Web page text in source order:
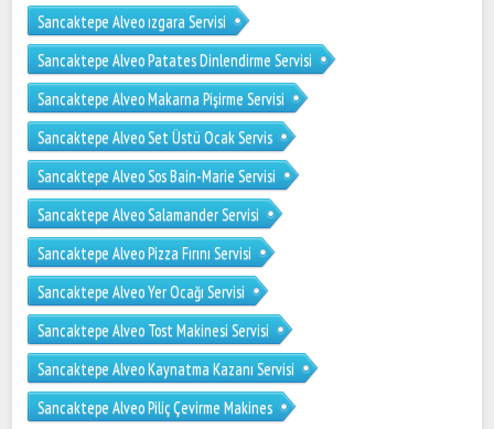
Sancaktepe Alveo ızgara Servisi
Sancaktepe Alveo Patates Dinlendirme Servisi
Sancaktepe Alveo Makarna Pişirme Servisi
Sancaktepe Alveo Set Üstü Ocak Servis
Sancaktepe Alveo Sos Bain-Marie Servisi
Sancaktepe Alveo Salamander Servisi
Sancaktepe Alveo Pizza Fırını Servisi
Sancaktepe Alveo Yer Ocağı Servisi
Sancaktepe Alveo Tost Makinesi Servisi
Sancaktepe Alveo Kaynatma Kazanı Servisi
Sancaktepe Alveo Piliç Çevirme Makines